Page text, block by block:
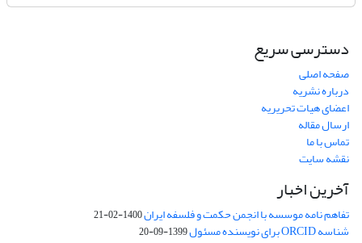
دسترسی سریع
صفحه اصلی
درباره نشریه
اعضای هیات تحریریه
ارسال مقاله
تماس با ما
نقشه سایت
آخرین اخبار
تفاهم نامه موسسه با انجمن حکمت و فلسفه ایران1400-02-21
شناسه ORCID برای نویسنده مسئول 1399-09-20